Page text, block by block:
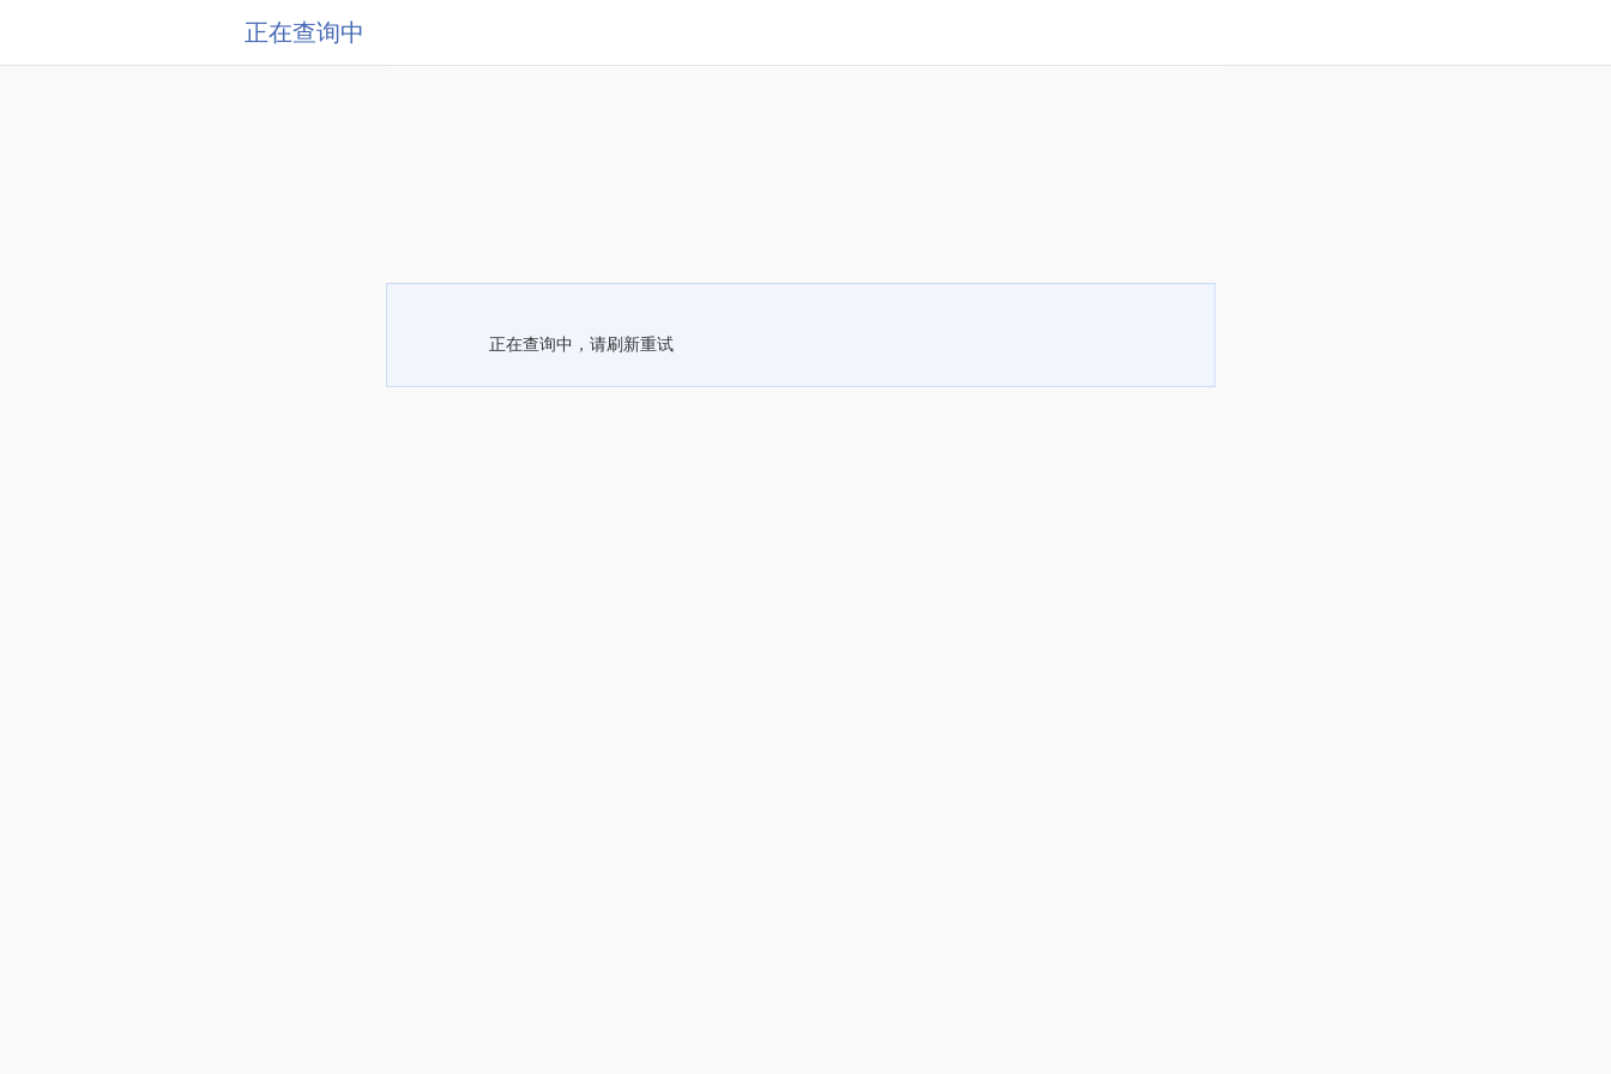
正在查询中
正在查询中，请刷新重试